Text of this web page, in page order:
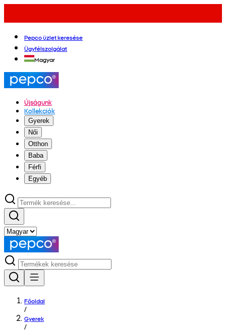
Pepco üzlet keresése
Ügyfélszolgálat
Magyar
Újságunk
Kollekciók
Gyerek
Női
Otthon
Baba
Férfi
Egyéb
Főoldal
/
Gyerek
/